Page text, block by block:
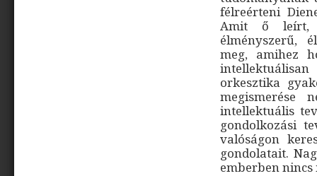
félreérteni
Amit ő leírt,
élményszerű,
meg, amihez
orkesztika
megismerése
intellektuális
gondolkozási
valóságon
gondolatait.
emberben nincs